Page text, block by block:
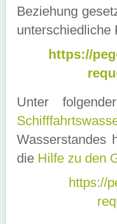
Beziehung
https://
Unter
Wasserstandes
die Hilfe zu den
https://